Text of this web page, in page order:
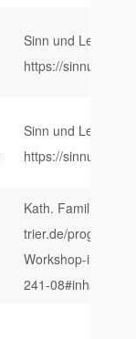
Sinn und Leben,
https://
Sinn und Leben,
https://
Kath.
trier.de/
Workshop-in-den-
241-08#inhalt